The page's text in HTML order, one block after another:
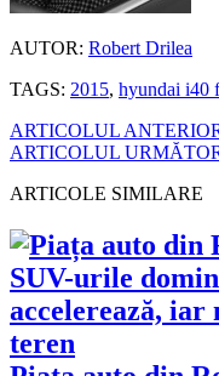
AUTOR: Robert Drilea
TAGS: 2015, hyundai i40
ARTICOLUL
ARTICOLUL
ARTICOLE SIMILARE